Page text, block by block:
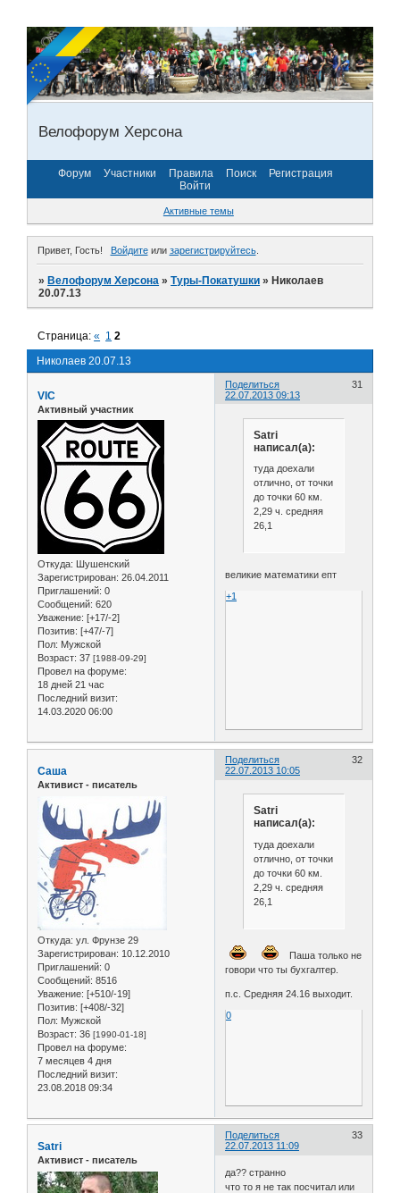
Велофорум Херсона
Форум Участники Правила Поиск
Регистрация
Войти
Активные темы
Привет, Гость! Войдитеили зарегистрируйтесь.
»Велофорум Херсона »Туры-Покатушки »Николаев
20.07.13
Николаев 20.07.13
Страница:« 1 2
Поделиться
31
22.07.2013 09:13
VIC
Активный участник
Откуда: Шушенский
Зарегистрирован: 26.04.2011
Приглашений: 0
Сообщений: 620
Уважение: [+17/-2]
Позитив: [+47/-7]
Пол: Мужской
Возраст: 37 [1988-09-29]
Провел на форуме:
18 дней 21 час
Последний визит:
14.03.2020 06:00
Satri
написал(а):
туда доехали
отлично, от точки
до точки 60 км.
2,29 ч. средняя
26,1
великие математики епт
+1
Поделиться
32
22.07.2013 10:05
Саша
Активист - писатель
Откуда: ул. Фрунзе 29
Зарегистрирован: 10.12.2010
Приглашений: 0
Сообщений: 8516
Уважение: [+510/-19]
Позитив: [+408/-32]
Пол: Мужской
Возраст: 36 [1990-01-18]
Провел на форуме:
7 месяцев 4 дня
Последний визит:
23.08.2018 09:34
Satri
написал(а):
туда доехали
отлично, от точки
до точки 60 км.
2,29 ч. средняя
26,1
Паша только не
говори что ты бухгалтер.
п.с. Средняя 24.16 выходит.
0
Поделиться
33
22.07.2013 11:09
Satri
Активист - писатель
да?? странно
что то я не так посчитал или